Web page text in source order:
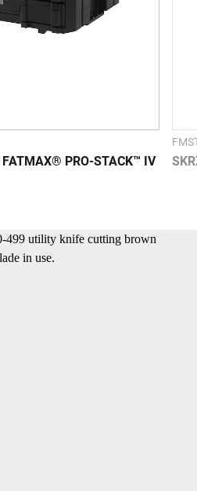
PRO-STACK™ IV